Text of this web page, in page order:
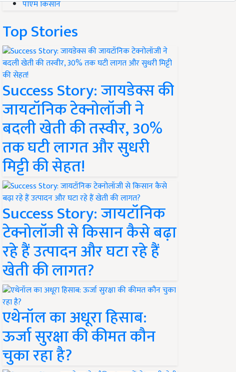
पीएम किसान
Top Stories
Success Story: जायडेक्स की
जायटॉनिक टेक्नोलॉजी ने
बदली खेती की तस्वीर, 30%
तक घटी लागत और सुधरी
मिट्टी की सेहत!
Success Story: जायटॉनिक
टेक्नोलॉजी से किसान कैसे बढ़ा
रहे हैं उत्पादन और घटा रहे हैं
खेती की लागत?
एथेनॉल का अधूरा हिसाब:
ऊर्जा सुरक्षा की कीमत कौन
चुका रहा है?